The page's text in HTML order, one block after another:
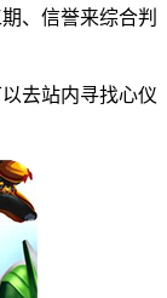
、信誉来综合判
去站内寻找心仪